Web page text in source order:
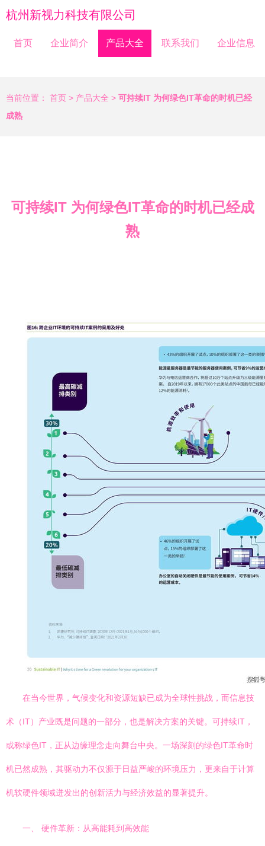
杭州新视力科技有限公司
首页 企业简介 产品大全 联系我们 企业信息
当前位置： 首页 > 产品大全 > 可持续IT 为何绿色IT革命的时机已经
成熟
可持续IT 为何绿色IT革命的时机已经成
熟
在当今世界，气候变化和资源短缺已成为全球性挑战，而信息技
术（IT）产业既是问题的一部分，也是解决方案的关键。可持续IT，
或称绿色IT，正从边缘理念走向舞台中央。一场深刻的绿色IT革命时
机已然成熟，其驱动力不仅源于日益严峻的环境压力，更来自于计算
机软硬件领域迸发出的创新活力与经济效益的显著提升。
一、 硬件革新：从高能耗到高效能